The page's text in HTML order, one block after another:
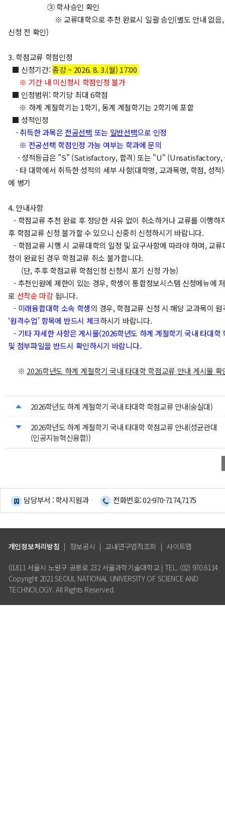
③ 학사승인 확인
※ 교류대학으로 추천 완료시 일괄 승인(별도 안내 없음,
신청 전 확인)
3. 학점교류 학점인정
■ 신청기간:종강 ~ 2026. 8. 3.(월) 17:00
※ 기간 내 미신청시 학점인정 불가
■ 인정범위: 학기당 최대 6학점
※ 하계 계절학기는 1학기, 동계 계절학기는 2학기에 포함
■ 성적인정
-취득한 과목은 전공선택 또는 일반선택으로 인정
※ 전공선택 학점인정 가능 여부는 학과에 문의
- 성적등급은 "S" (Satisfactory, 합격) 또는 "U" ​(Unsatisfactory,
- 타 대학에서 취득한 성적의 세부 사항(대학명, 교과목명, 학점, 성적
에 병기
4. 안내사항
- 학점교류 추천 완료 후 정당한 사유 없이 취소하거나 교류를 이행하
후 학점교류 신청 불가할 수 있으니 신중히 신청하시기 바랍니다.
- 학점교류 시행 시 교류대학의 일정 및 요구사항에 따라야 하며, 교
청이 완료된 경우 학점교류 취소 불가합니다.
(단, 추후 학점교류 학점인정 신청시 포기 신청 가능)
- 추천인원에 제한이 있는 경우, 학생이 통합정보시스템 신청메뉴에
로 선착순 마감됩니다.
- 미래융합대학 소속 학생의 경우, 학점교류 신청 시 해당 교과목이
‘원격수업’ 항목에 반드시 체크하시기 바랍니다.
- 기타 자세한 사항은 게시물(2026학년도 하계 계절학기 국내 타대학
및 첨부파일을 반드시 확인하시기 바랍니다.
※ 2026학년도 하계 계절학기 국내 타대학 학점교류 안내 게시물 확
2026학년도 하계 계절학기 국내 타대학 학점교류 안내(숭실대)
2026학년도 하계 계절학기 국내 타대학 학점교류 안내(성균관대
(인공지능혁신융합))
담당부서 : 학사지원과 전화번호: 02-970-7174,7175
개인정보처리방침 | 정보공시 | 교내연구업적조회 | 사이트맵
01811 서울시 노원구 공릉로 232 서울과학기술대학교 | TEL. (02) 970.6114
Copyright 2021 SEOUL NATIONAL UNIVERSITY OF SCIENCE AND
TECHNOLOGY. All Rights Reserved.